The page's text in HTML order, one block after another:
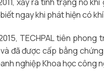
ngay khi phát hiện có
TECHPAL tiên
đã được cấp bằng
nghiệp Khoa học công